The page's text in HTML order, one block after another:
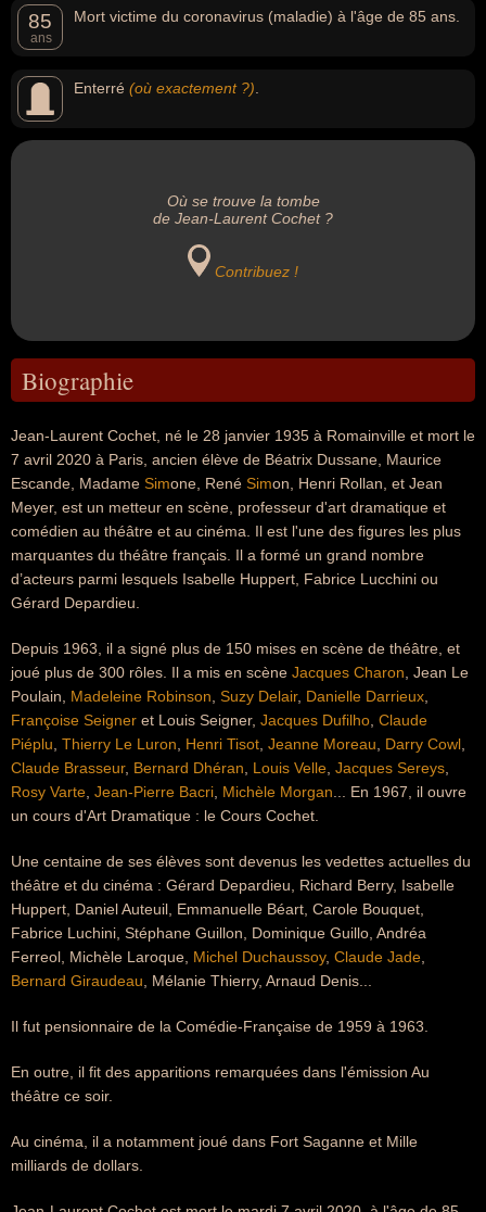
85
ans
Mort victime du coronavirus (maladie) à l'âge de 85 ans.
Enterré (où exactement ?)
Où se trouve la tombe
de Jean-Laurent Cochet ?
Contribuez !
Biographie
Jean-Laurent Cochet, né le 28 janvier 1935 à Romainville et mort le
7 avril 2020 à Paris, ancien élève de Béatrix Dussane, Maurice
Escande, Madame Simone, René Simon, Henri Rollan, et Jean
Meyer, est un metteur en scène, professeur d'art dramatique et
comédien au théâtre et au cinéma. Il est l'une des figures les plus
marquantes du théâtre français. Il a formé un grand nombre
d’acteurs parmi lesquels Isabelle Huppert, Fabrice Lucchini ou
Gérard Depardieu.
Depuis 1963, il a signé plus de 150 mises en scène de théâtre, et
joué plus de 300 rôles. Il a mis en scène Jacques Charon , Jean Le
Poulain, Madeleine Robinson Suzy Delair, Danielle Darrieux
Françoise Seigner et Louis Seigner, Jacques Dufilho Claude
Piéplu Thierry Le Luron Henri Tisot Jeanne Moreau Darry Cowl
Claude Brasseur, Bernard Dhéran Louis Velle Jacques Sereys
Rosy Varte Jean-Pierre Bacri Michèle Morgan ... En 1967, il ouvre
un cours d'Art Dramatique : le Cours Cochet.
Une centaine de ses élèves sont devenus les vedettes actuelles du
théâtre et du cinéma : Gérard Depardieu, Richard Berry, Isabelle
Huppert, Daniel Auteuil, Emmanuelle Béart, Carole Bouquet,
Fabrice Luchini, Stéphane Guillon, Dominique Guillo, Andréa
Ferreol, Michèle Laroque, Michel Duchaussoy, Claude Jade
Bernard Giraudeau , Mélanie Thierry, Arnaud Denis...
Il fut pensionnaire de la Comédie-Française de 1959 à 1963.
En outre, il fit des apparitions remarquées dans l'émission Au
théâtre ce soir.
Au cinéma, il a notamment joué dans Fort Saganne et Mille
milliards de dollars.